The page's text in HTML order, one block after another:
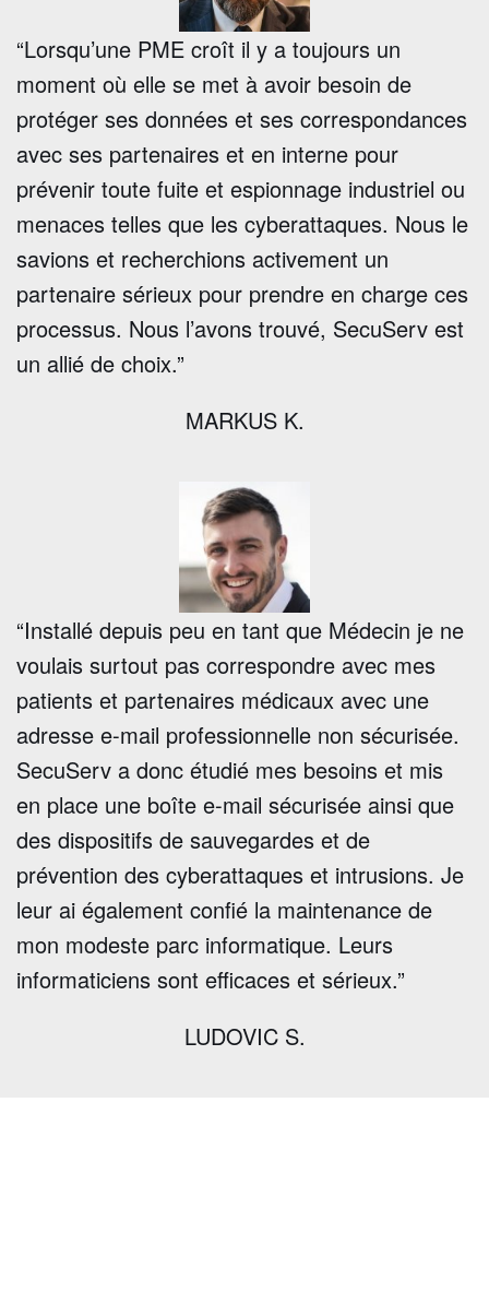
“Lorsqu’une PME croît il y a toujours un
moment où elle se met à avoir besoin de
protéger ses données et ses correspondances
avec ses partenaires et en interne pour
prévenir toute fuite et espionnage industriel ou
menaces telles que les cyberattaques. Nous le
savions et recherchions activement un
partenaire sérieux pour prendre en charge ces
processus. Nous l’avons trouvé, SecuServ est
un allié de choix.”
MARKUS K.
“Installé depuis peu en tant que Médecin je ne
voulais surtout pas correspondre avec mes
patients et partenaires médicaux avec une
adresse e-mail professionnelle non sécurisée.
SecuServ a donc étudié mes besoins et mis
en place une boîte e-mail sécurisée ainsi que
des dispositifs de sauvegardes et de
prévention des cyberattaques et intrusions. Je
leur ai également confié la maintenance de
mon modeste parc informatique. Leurs
informaticiens sont efficaces et sérieux.”
LUDOVIC S.